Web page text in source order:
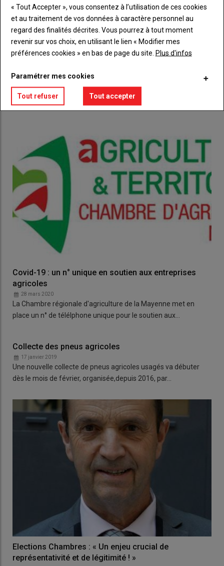
Ce que souhaitent les futurs agriculteurs
En octobre 2022, la Chambre d’agriculture de la Mayenne
lançait une grande enquête auprès de jeunes en…
Covid-19 : un n° unique en soutien aux entreprises
agricoles
28 mars 2020
La Chambre régionale d'agriculture de la Mayenne met en
place un n° de télélphone unique pour le soutien aux…
Collecte des pneus agricoles
17 janvier 2019
Une nouvelle collecte de pneus agricoles usagés va débuter
dès le mois de février, organisée,depuis 2016, par…
Elections Chambres : « Un enjeu crucial de
représentativité et de légitimité ! »
« Tout Accepter », vous consentez à l’utilisation de ces cookies
et au traitement de vos données à caractère personnel au
regard des finalités décrites. Vous pourrez à tout moment
revenir sur vos choix, en utilisant le lien « Modifier mes
préférences cookies » en bas de page du site. Plus d'infos
Paramétrer mes cookies
Tout refuser Tout accepter